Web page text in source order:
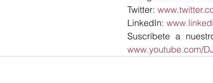
Twitter:
LinkedIn:
www.youtube.com/